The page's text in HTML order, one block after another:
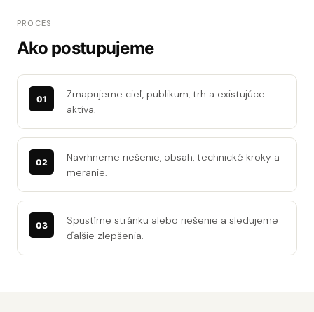
PROCES
Ako postupujeme
Zmapujeme cieľ, publikum, trh a existujúce
aktíva.
Navrhneme riešenie, obsah, technické kroky a
meranie.
Spustíme stránku alebo riešenie a sledujeme
ďalšie zlepšenia.